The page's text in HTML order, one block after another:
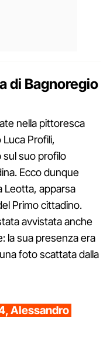
di Bagnoregio
nella pittoresca
Luca Profili,
sul suo profilo
Ecco dunque
Leotta, apparsa
Primo cittadino.
avvistata anche
la sua presenza era
foto scattata dalla
Alessandro